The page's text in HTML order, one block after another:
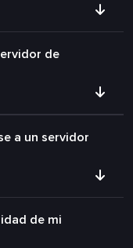
de
a un servidor
de mi